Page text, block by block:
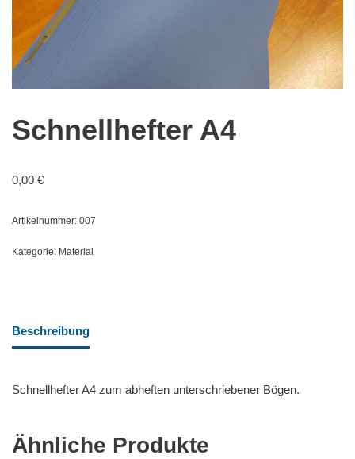
Schnellhefter A4
0,00 €
Artikelnummer: 007
Kategorie: Material
Beschreibung
Schnellhefter A4 zum abheften unterschriebener Bögen.
Ähnliche Produkte